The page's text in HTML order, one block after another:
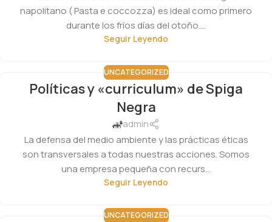
napolitano ( Pasta e coccozza) es ideal como primero
durante los fríos días del otoño....
Seguir Leyendo
UNCATEGORIZED
Políticas y «curriculum» de Spiga
Negra
admin
La defensa del medio ambiente y las prácticas éticas
son transversales a todas nuestras acciones. Somos
una empresa pequeña con recurs...
Seguir Leyendo
UNCATEGORIZED